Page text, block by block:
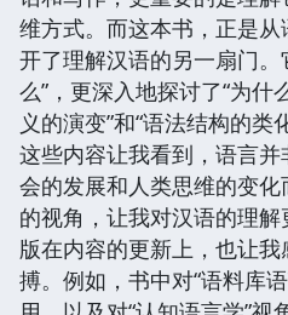
维方式。而这本书，正是
开了理解汉语的另一扇门。
么”，更深入地探讨了“为什
义的演变”和“语法结构的类
这些内容让我看到，语言
会的发展和人类思维的变
的视角，让我对汉语的理
版在内容的更新上，也让
搏。例如，书中对“语料库